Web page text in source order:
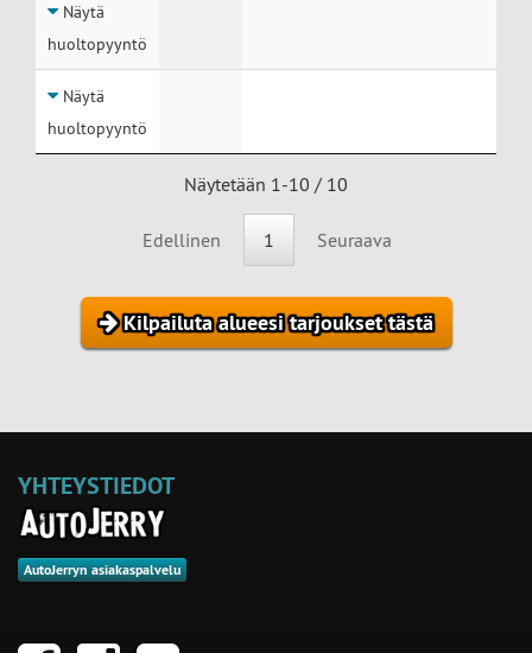
Näytä
huoltopyyntö
Näytä
huoltopyyntö
Näytetään 1-10 / 10
Edellinen 1 Seuraava
Kilpailuta alueesi tarjoukset tästä
YHTEYSTIEDOT
AutoJerryn asiakaspalvelu